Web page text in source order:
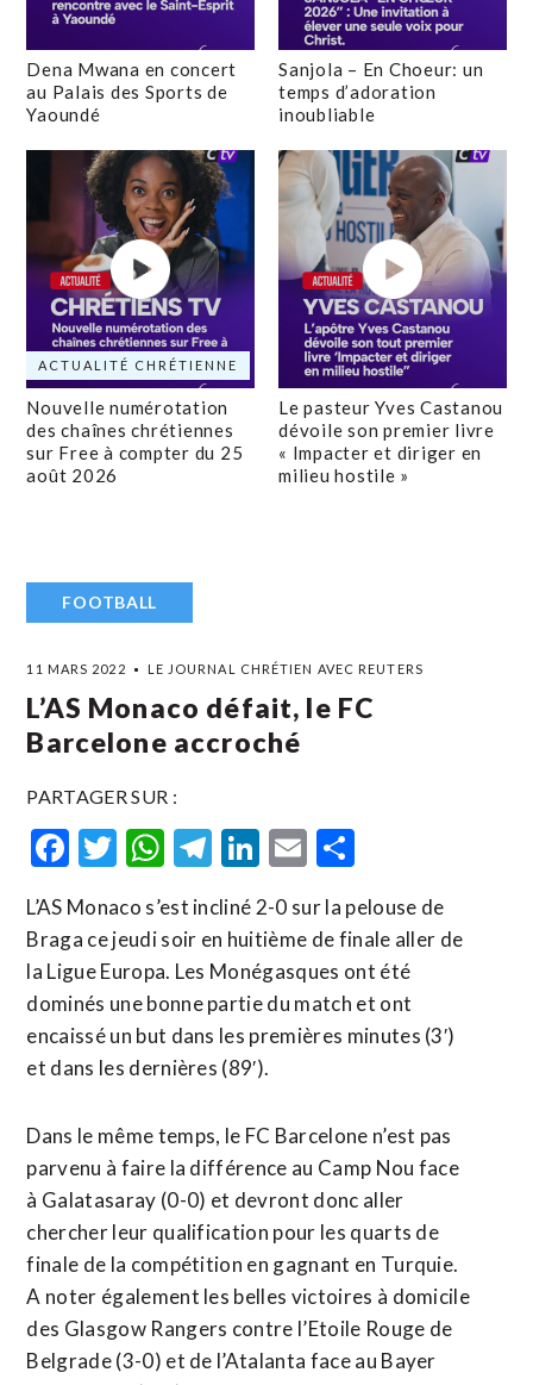
Dena Mwana en concert
au Palais des Sports de
Yaoundé
Sanjola – En Choeur: un
temps d’adoration
inoubliable
ACTUALITÉ CHRÉTIENNE
Nouvelle numérotation
des chaînes chrétiennes
sur Free à compter du 25
août 2026
Le pasteur Yves Castanou
dévoile son premier livre
« Impacter et diriger en
milieu hostile »
FOOTBALL
11 MARS 2022 LE JOURNAL CHRÉTIEN AVEC REUTERS
L’AS Monaco défait, le FC
Barcelone accroché
PARTAGER SUR :
Facebook
Twitter
WhatsApp
Telegram
LinkedIn
Email
L’AS Monaco s’est incliné 2-0 sur la pelouse de
Braga ce jeudi soir en huitième de finale aller de
la Ligue Europa. Les Monégasques ont été
dominés une bonne partie du match et ont
encaissé un but dans les premières minutes (3′)
et dans les dernières (89′).
Dans le même temps, le FC Barcelone n’est pas
parvenu à faire la différence au Camp Nou face
à Galatasaray (0-0) et devront donc aller
chercher leur qualification pour les quarts de
finale de la compétition en gagnant en Turquie.
A noter également les belles victoires à domicile
des Glasgow Rangers contre l’Etoile Rouge de
Belgrade (3-0) et de l’Atalanta face au Bayer